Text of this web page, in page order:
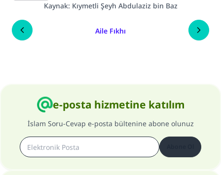
Kaynak: Kıymetli Şeyh Abdulaziz bin Baz
Aile Fıkhı
e-posta hizmetine katılım
İslam Soru-Cevap e-posta bültenine abone olunuz